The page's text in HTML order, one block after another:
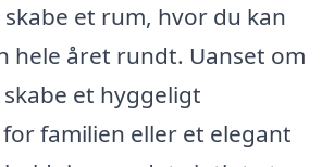
et rum, hvor du kan
hele året rundt. Uanset om
et hyggeligt
familien eller et elegant